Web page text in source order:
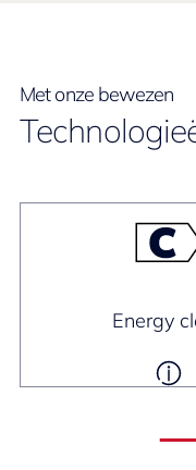
Met onze bewezen
Energy